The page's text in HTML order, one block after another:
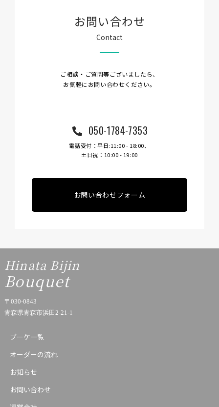
お問い合わせ
Contact
ご相談・ご質問等ございましたら、
お気軽にお問い合わせください。
050-1784-7353
電話受付：平日:11:00 - 18:00、
土日祝：10:00 - 19:00
お問い合わせフォーム
Hinata Bijin
Bouquet
〒030-0843
青森県青森市浜田2-21-1
ブーケ一覧
オーダーの流れ
お知らせ
お問い合わせ